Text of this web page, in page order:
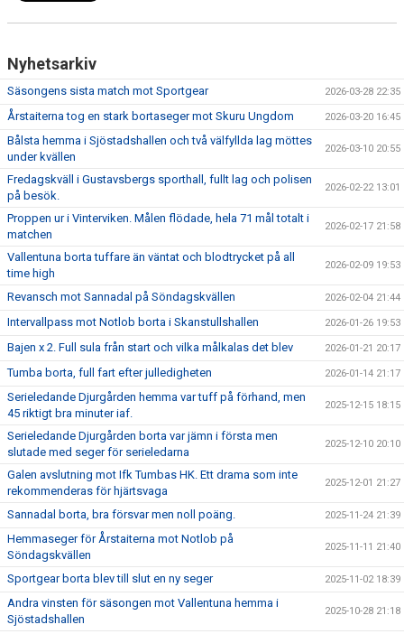
Nyhetsarkiv
Säsongens sista match mot Sportgear 2026-03-28 22:35
Årstaiterna tog en stark bortaseger mot Skuru Ungdom 2026-03-20 16:45
Bålsta hemma i Sjöstadshallen och två välfyllda lag möttes
under kvällen
2026-03-10 20:55
Fredagskväll i Gustavsbergs sporthall, fullt lag och polisen
på besök.
2026-02-22 13:01
Proppen ur i Vinterviken. Målen flödade, hela 71 mål totalt i
matchen
2026-02-17 21:58
Vallentuna borta tuffare än väntat och blodtrycket på all
time high
2026-02-09 19:53
Revansch mot Sannadal på Söndagskvällen 2026-02-04 21:44
Intervallpass mot Notlob borta i Skanstullshallen 2026-01-26 19:53
Bajen x 2. Full sula från start och vilka målkalas det blev 2026-01-21 20:17
Tumba borta, full fart efter julledigheten 2026-01-14 21:17
Serieledande Djurgården hemma var tuff på förhand, men
45 riktigt bra minuter iaf.
2025-12-15 18:15
Serieledande Djurgården borta var jämn i första men
slutade med seger för serieledarna
2025-12-10 20:10
Galen avslutning mot Ifk Tumbas HK. Ett drama som inte
rekommenderas för hjärtsvaga
2025-12-01 21:27
Sannadal borta, bra försvar men noll poäng. 2025-11-24 21:39
Hemmaseger för Årstaiterna mot Notlob på
Söndagskvällen
2025-11-11 21:40
Sportgear borta blev till slut en ny seger 2025-11-02 18:39
Andra vinsten för säsongen mot Vallentuna hemma i
Sjöstadshallen
2025-10-28 21:18